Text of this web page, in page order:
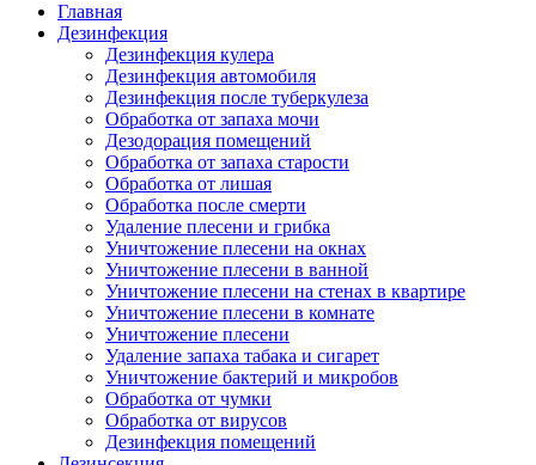
Главная
Дезинфекция
Дезинфекция кулера
Дезинфекция автомобиля
Дезинфекция после туберкулеза
Обработка от запаха мочи
Дезодорация помещений
Обработка от запаха старости
Обработка от лишая
Обработка после смерти
Удаление плесени и грибка
Уничтожение плесени на окнах
Уничтожение плесени в ванной
Уничтожение плесени на стенах в квартире
Уничтожение плесени в комнате
Уничтожение плесени
Удаление запаха табака и сигарет
Уничтожение бактерий и микробов
Обработка от чумки
Обработка от вирусов
Дезинфекция помещений